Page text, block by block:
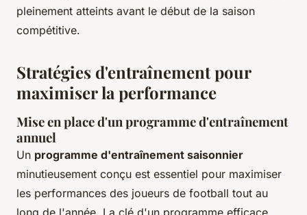
pleinement atteints avant le début de la saison
compétitive.
Stratégies d'entraînement pour
maximiser la performance
Mise en place d'un programme d'entraînement
annuel
Un programme d'entraînement saisonnier
minutieusement conçu est essentiel pour maximiser
les performances des joueurs de football tout au